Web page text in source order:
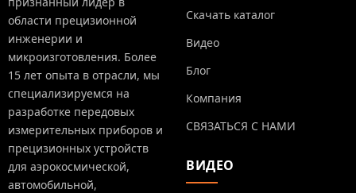
области прецизионной
инженерии и
микроизготовления. Более
15 лет опыта в отрасли, мы
специализируемся на
разработке передовых
измерительных приборов и
прецизионных устройств
для аэрокосмической,
автомобильной,
Скачать каталог
Видео
Блог
Компания
СВЯЗАТЬСЯ С НАМИ
ВИДЕО